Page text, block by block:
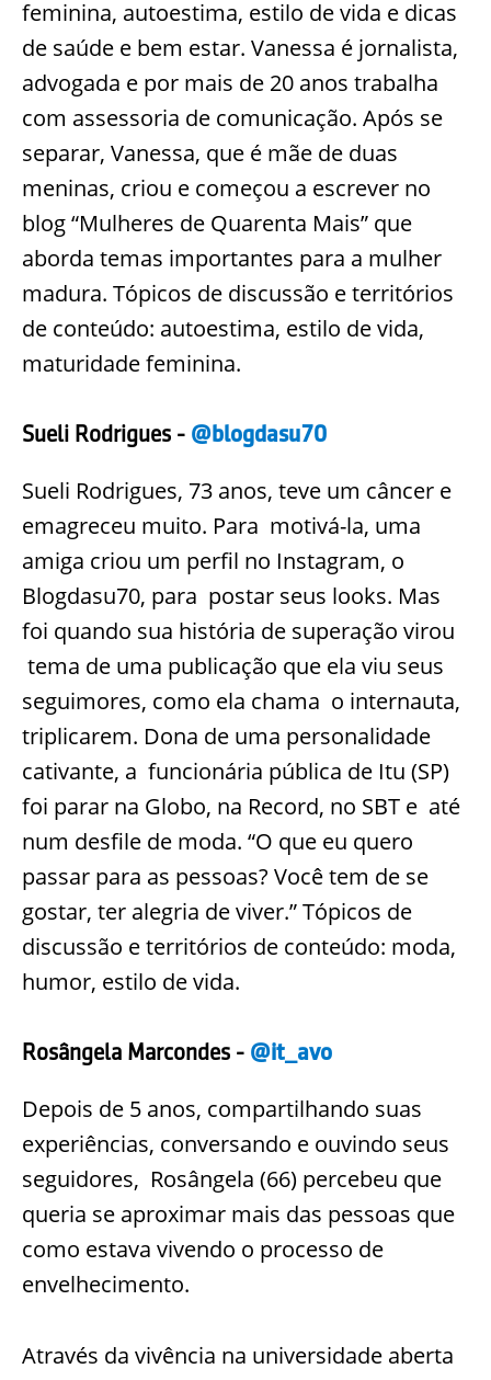
feminina, autoestima, estilo de vida e dicas
de saúde e bem estar. Vanessa é jornalista,
advogada e por mais de 20 anos trabalha
com assessoria de comunicação. Após se
separar, Vanessa, que é mãe de duas
meninas, criou e começou a escrever no
blog “Mulheres de Quarenta Mais” que
aborda temas importantes para a mulher
madura. Tópicos de discussão e territórios
de conteúdo: autoestima, estilo de vida,
maturidade feminina.
Sueli Rodrigues - @blogdasu70
Sueli Rodrigues, 73 anos, teve um câncer e
emagreceu muito. Para motivá-la, uma
amiga criou um perfil no Instagram, o
Blogdasu70, para postar seus looks. Mas
foi quando sua história de superação virou
tema de uma publicação que ela viu seus
seguimores, como ela chama o internauta,
triplicarem. Dona de uma personalidade
cativante, a funcionária pública de Itu (SP)
foi parar na Globo, na Record, no SBT e até
num desfile de moda. “O que eu quero
passar para as pessoas? Você tem de se
gostar, ter alegria de viver.” Tópicos de
discussão e territórios de conteúdo: moda,
humor, estilo de vida.
Rosângela Marcondes - @it_avo
Depois de 5 anos, compartilhando suas
experiências, conversando e ouvindo seus
seguidores, Rosângela (66) percebeu que
queria se aproximar mais das pessoas que
como estava vivendo o processo de
envelhecimento.
Através da vivência na universidade aberta